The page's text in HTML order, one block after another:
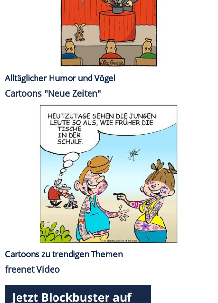
Alltäglicher Humor und Vögel
Cartoons "Neue Zeiten"
Cartoons zu trendigen Themen
freenet Video